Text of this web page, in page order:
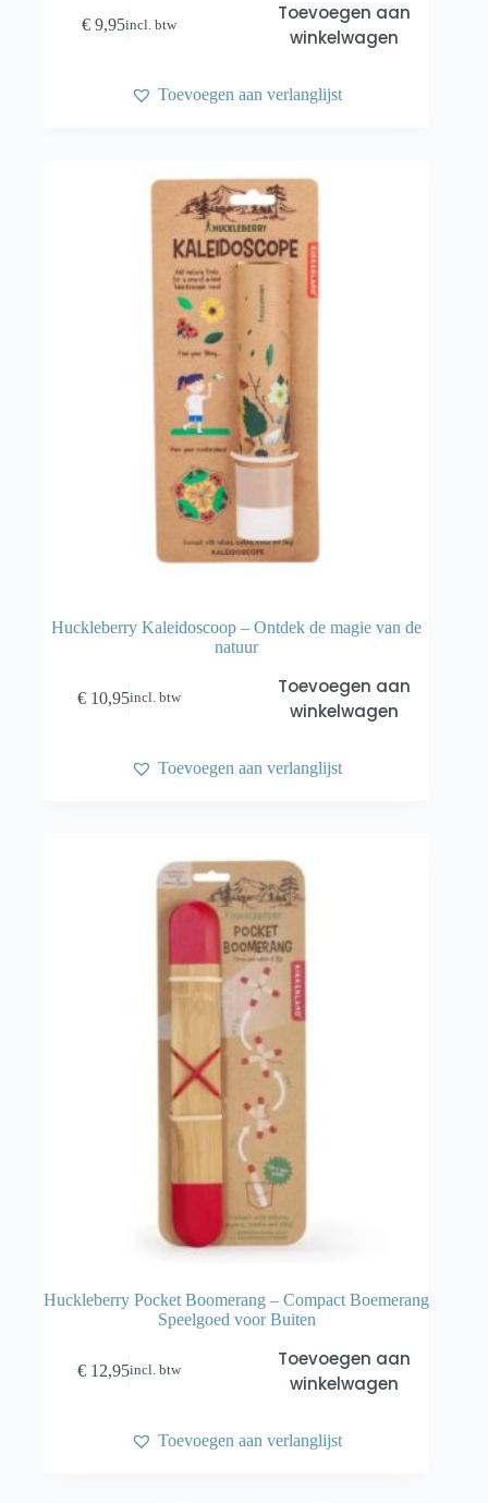
€ 9,95incl. btw
Toevoegen aan
winkelwagen
Toevoegen aan verlanglijst
Huckleberry Kaleidoscoop – Ontdek de magie van de
natuur
€ 10,95incl. btw
Toevoegen aan
winkelwagen
Toevoegen aan verlanglijst
Huckleberry Pocket Boomerang – Compact Boemerang
Speelgoed voor Buiten
€ 12,95incl. btw
Toevoegen aan
winkelwagen
Toevoegen aan verlanglijst